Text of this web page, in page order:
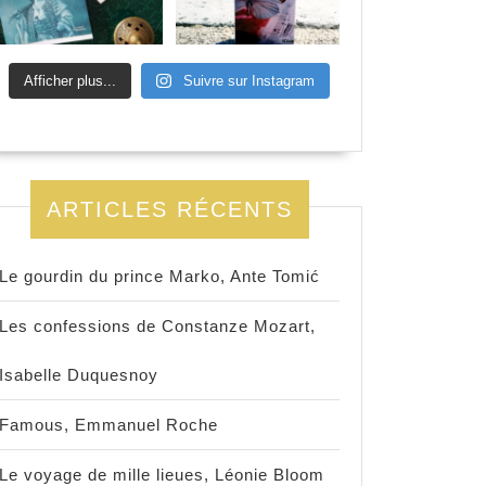
Afficher plus... Suivre sur Instagram
ARTICLES RÉCENTS
Le gourdin du prince Marko, Ante Tomić
Les confessions de Constanze Mozart,
Isabelle Duquesnoy
Famous, Emmanuel Roche
Le voyage de mille lieues, Léonie Bloom